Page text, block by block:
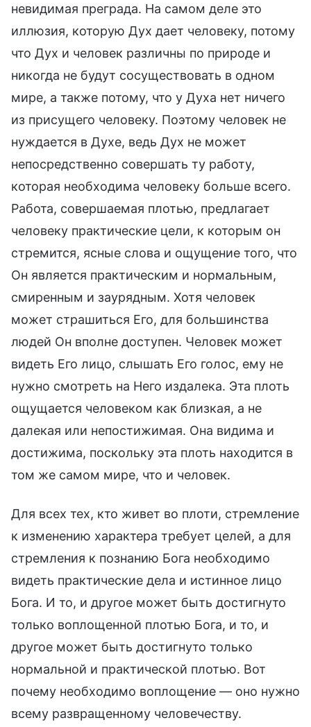
невидимая преграда. На самом деле это
иллюзия, которую Дух дает человеку, потому
что Дух и человек различны по природе и
никогда не будут сосуществовать в одном
мире, а также потому, что у Духа нет ничего
из присущего человеку. Поэтому человек не
нуждается в Духе, ведь Дух не может
непосредственно совершать ту работу,
которая необходима человеку больше всего.
Работа, совершаемая плотью, предлагает
человеку практические цели, к которым он
стремится, ясные слова и ощущение того, что
Он является практическим и нормальным,
смиренным и заурядным. Хотя человек
может страшиться Его, для большинства
людей Он вполне доступен. Человек может
видеть Его лицо, слышать Его голос, ему не
нужно смотреть на Него издалека. Эта плоть
ощущается человеком как близкая, а не
далекая или непостижимая. Она видима и
достижима, поскольку эта плоть находится в
том же самом мире, что и человек.
Для всех тех, кто живет во плоти, стремление
к изменению характера требует целей, а для
стремления к познанию Бога необходимо
видеть практические дела и истинное лицо
Бога. И то, и другое может быть достигнуто
только воплощенной плотью Бога, и то, и
другое может быть достигнуто только
нормальной и практической плотью. Вот
почему необходимо воплощение — оно нужно
всему развращенному человечеству.